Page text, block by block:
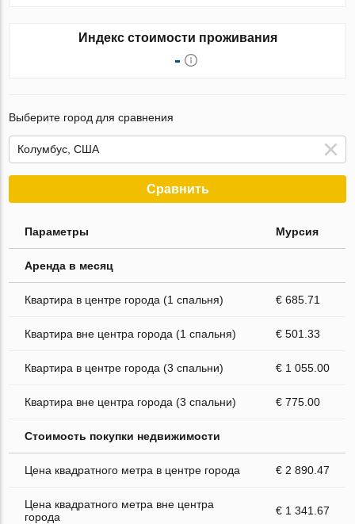
Индекс стоимости проживания
-
Выберите город для сравнения
Сравнить
Параметры Мурсия
Аренда в месяц
Квартира в центре города (1 спальня) € 685.71
Квартира вне центра города (1 спальня) € 501.33
Квартира в центре города (3 спальни) € 1 055.00
Квартира вне центра города (3 спальни) € 775.00
Стоимость покупки недвижимости
Цена квадратного метра в центре города € 2 890.47
Цена квадратного метра вне центра
города
€ 1 341.67